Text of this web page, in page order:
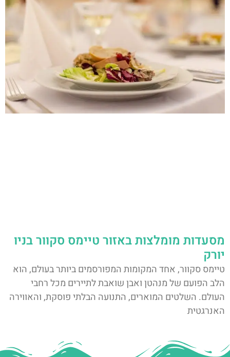
מסעדות מומלצות באזור טיימס סקוור בניו
יורק
טיימס סקוור, אחד המקומות המפורסמים ביותר בעולם, הוא
הלב הפועם של מנהטן ואבן שואבת לתיירים מכל רחבי
העולם. השלטים המוארים, התנועה הבלתי פוסקת, והאווירה
האנרגטית